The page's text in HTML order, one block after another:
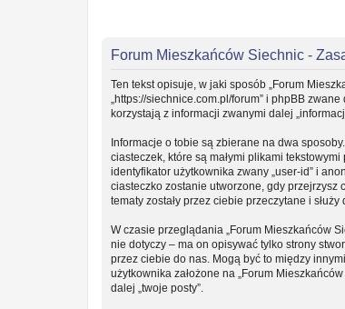
Forum Mieszkańców Siechnic -
Ten tekst opisuje, w jaki sposób „Forum
„https://siechnice.com.pl/forum” i phpBB zwane
korzystają z informacji zwanymi dalej
Informacje o tobie są zbierane na dwa
ciasteczek, które są małymi plikami
identyfikator użytkownika zwany „user-id” i
ciasteczko zostanie utworzone, gdy przejrzysz
tematy zostały przez ciebie przeczytane i
W czasie przeglądania „Forum Mieszkańców
nie dotyczy – ma on opisywać tylko strony
przez ciebie do nas. Mogą być to między
użytkownika założone na „Forum
dalej „twoje posty”.